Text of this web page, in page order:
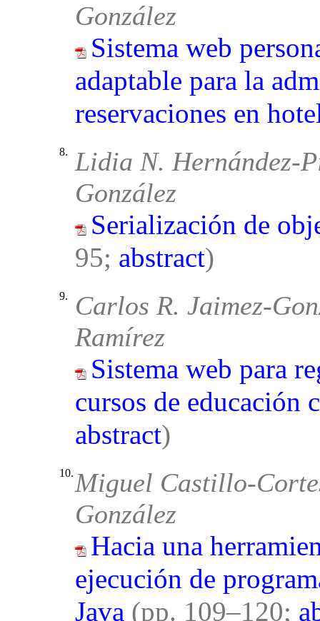
González
Sistema web
adaptable para la
reservaciones en
8.
Lidia N. Hernández-
González
Serialización de
95; abstract)
9.
Carlos R. Jaimez-
Ramírez
Sistema web para
cursos de educación
abstract)
10. Miguel Castillo-
González
Hacia una
ejecución de
Java (pp. 109–120;